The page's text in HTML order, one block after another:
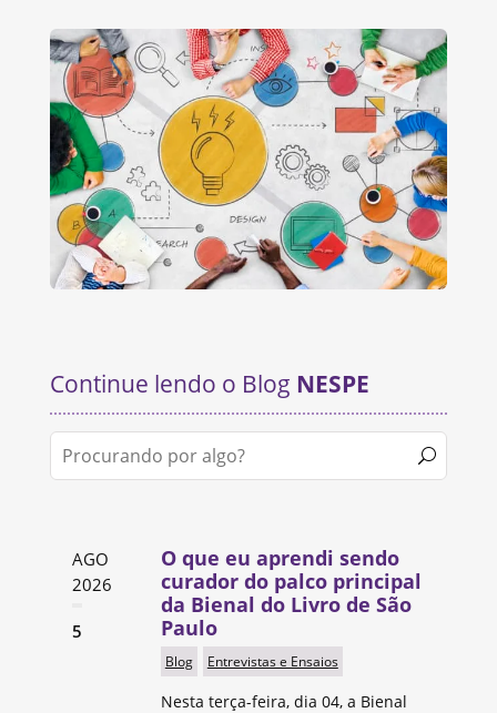
Continue lendo o Blog NESPE
AGO
2026
5
O que eu aprendi sendo
curador do palco principal
da Bienal do Livro de São
Paulo
Blog Entrevistas e Ensaios
Nesta terça-feira, dia 04, a Bienal